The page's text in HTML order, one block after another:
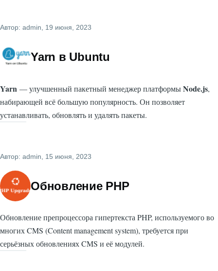
Автор: admin , 19 июня, 2023
Yarn в Ubuntu
Yarn — улучшенный пакетный менеджер платформыNode.js,
набирающей всё большую популярность. Он позволяет
устанавливать, обновлять и удалять пакеты.
Автор: admin , 15 июня, 2023
Обновление PHP
Обновление препроцессора гипертекста PHP, используемого во
многих CMS (Content management system), требуется при
серьёзных обновлениях CMS и её модулей.